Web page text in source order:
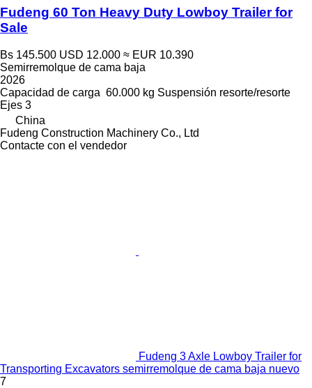
Fudeng 60 Ton Heavy Duty Lowboy Trailer for
Sale
Bs 145.500 USD 12.000 ≈ EUR 10.390
Semirremolque de cama baja
2026
Capacidad de carga 60.000 kg Suspensión resorte/resorte
Ejes 3
China
Fudeng Construction Machinery Co., Ltd
Contacte con el vendedor
Fudeng 3 Axle Lowboy Trailer for
Transporting Excavators semirremolque de cama baja nuevo
7